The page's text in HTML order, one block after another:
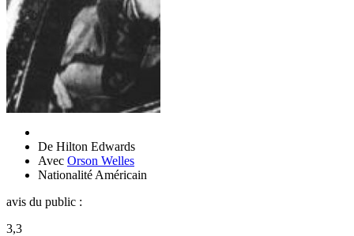
De Hilton Edwards
Avec Orson Welles
Nationalité Américain
avis du public :
3,3